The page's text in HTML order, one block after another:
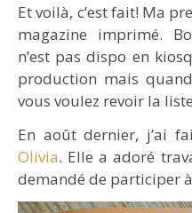
Et voilà, c’est fait! Ma première publication dans un
magazine imprimé.
n’est pas dispo en
production mais
vous voulez revoir la
En août dernier, j’ai
Olivia. Elle a adoré
demandé de participer